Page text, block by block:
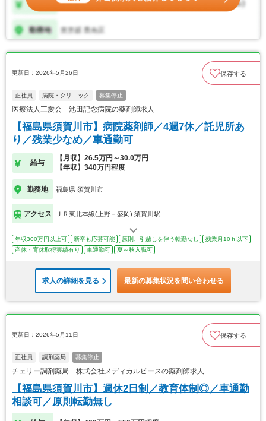
更新日：2026年5月26日 保存する
正社員 病院・クリニック 募集停止
医療法人三愛会 池田記念病院の薬剤師求人
【福島県須賀川市】病院薬剤師／4週7休／託児所あ
り／残業少なめ／車通勤可
給与
【月収】26.5万円～30.0万円
【年収】340万円程度
勤務地 福島県 須賀川市
アクセス ＪＲ東北本線(上野－盛岡) 須賀川駅
年収300万円以上可 新卒も応募可能 原則、引越しを伴う転勤なし
残業月10ｈ以下
産休・育休取得実績有り
車通勤可 夏～秋入職可
求人の詳細を見る 最新の募集状況を問い合わせる
更新日：2026年5月11日 保存する
正社員 調剤薬局 募集停止
チェリー調剤薬局 株式会社メディカルピースの薬剤師求人
【福島県須賀川市】週休2日制／教育体制◎／車通勤
相談可／原則転勤無し